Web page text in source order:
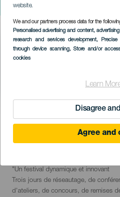
website.
We and our partners process data for the
Personalised advertising and content,
research and services development, Precise
through device scanning, Store and/or
cookies
Learn
Disagree
Agree and
Canary Web
Imagen
Listado
ÉVÉNEMENT PASSÉ
3 to 5 November
Descripción
del
evento
"Un festival dynamique et innovant
Trois jours de réseautage, de
d'ateliers, de concours, de remises